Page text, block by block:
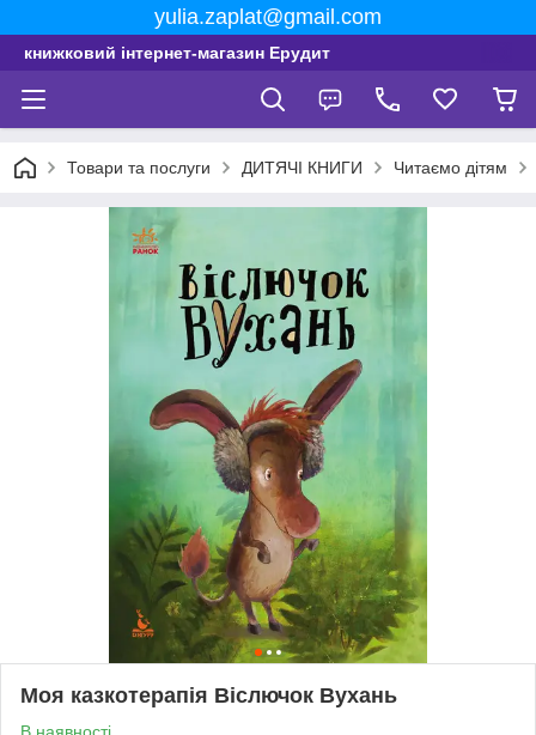
yulia.zaplat@gmail.com
книжковий інтернет-магазин Ерудит
Товари та послуги ДИТЯЧІ КНИГИ Читаємо дітям
Моя казкотерапія Віслючок Вухань
В наявності